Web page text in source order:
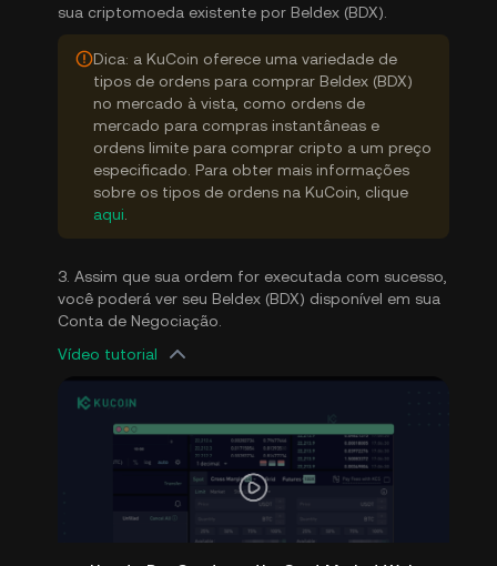
sua criptomoeda existente por Beldex (BDX).
Dica: a KuCoin oferece uma variedade de
tipos de ordens para comprar Beldex (BDX)
no mercado à vista, como ordens de
mercado para compras instantâneas e
ordens limite para comprar cripto a um preço
especificado. Para obter mais informações
sobre os tipos de ordens na KuCoin, clique
aqui
3. Assim que sua ordem for executada com sucesso,
você poderá ver seu Beldex (BDX) disponível em sua
Conta de Negociação.
Vídeo tutorial